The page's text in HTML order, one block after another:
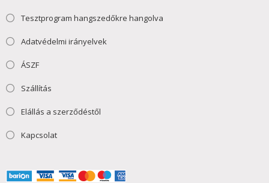
Tesztprogram hangszedőkre hangolva
Adatvédelmi irányelvek
ÁSZF
Szállítás
Elállás a szerződéstől
Kapcsolat